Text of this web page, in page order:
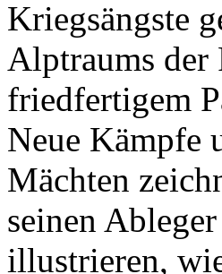
Kriegsängste
Alptraums der
friedfertigem
Neue Kämpfe
Mächten
seinen
illustrieren,